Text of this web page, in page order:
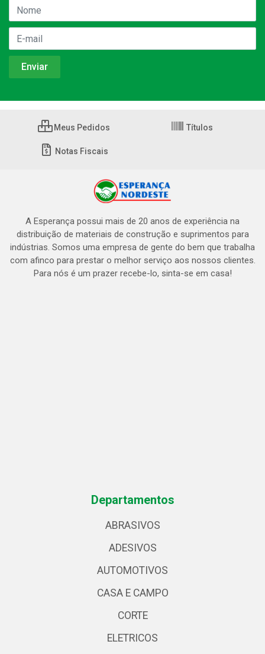
Meus Pedidos Títulos
Notas Fiscais
A Esperança possui mais de 20 anos de experiência na
distribuição de materiais de construção e suprimentos para
indústrias. Somos uma empresa de gente do bem que trabalha
com afinco para prestar o melhor serviço aos nossos clientes.
Para nós é um prazer recebe-lo, sinta-se em casa!
Departamentos
ABRASIVOS
ADESIVOS
AUTOMOTIVOS
CASA E CAMPO
CORTE
ELETRICOS